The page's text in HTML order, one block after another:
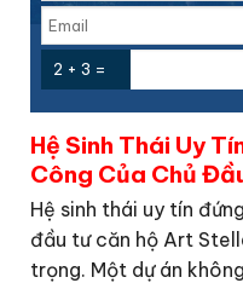
2 + 3 =
Hệ Sinh Thái Uy
Công Của Chủ
Hệ sinh thái uy tín
đầu tư căn hộ Art
trọng. Một dự án